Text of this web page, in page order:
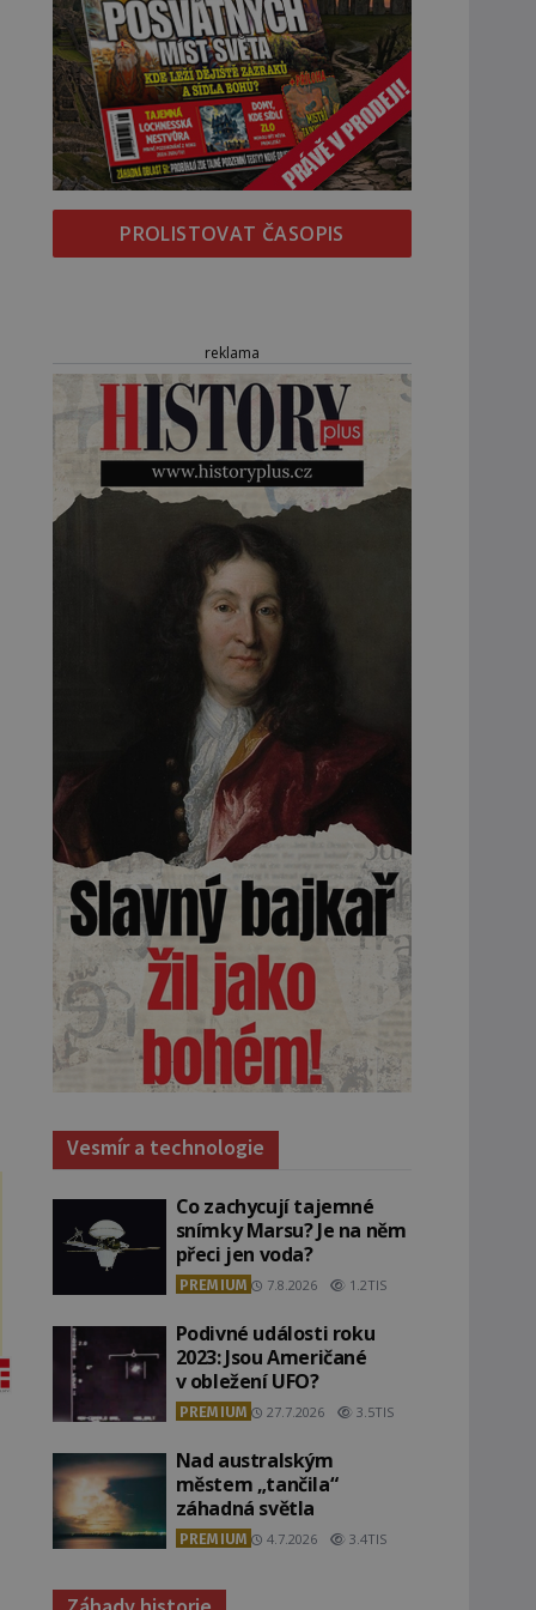
PROLISTOVAT ČASOPIS
reklama
Vesmír a technologie
Co zachycují tajemné
snímky Marsu? Je na něm
přeci jen voda?
PREMIUM 7.8.2026 1.2TIS
Podivné události roku
2023: Jsou Američané
v obležení UFO?
PREMIUM 27.7.2026 3.5TIS
Nad australským
městem „tančila“
záhadná světla
PREMIUM 4.7.2026 3.4TIS